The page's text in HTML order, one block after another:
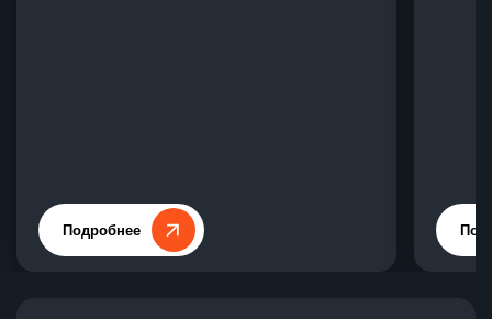
Подробнее